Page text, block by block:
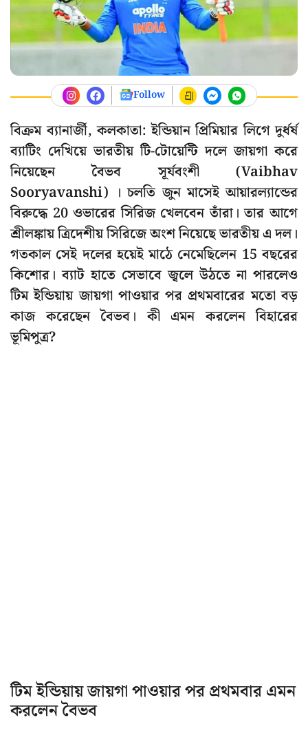
Follow
বিক্রম ব্যানার্জী, কলকাতা: ইন্ডিয়ান প্রিমিয়ার লিগে দুর্ধর্ষ
ব্যাটিং দেখিয়ে ভারতীয় টি-টোয়েন্টি দলে জায়গা করে
নিয়েছেন বৈভব সূর্যবংশী (Vaibhav
Sooryavanshi) । চলতি জুন মাসেই আয়ারল্যান্ডের
বিরুদ্ধে 20 ওভারের সিরিজ খেলবেন তাঁরা। তার আগে
শ্রীলঙ্কায় ত্রিদেশীয় সিরিজে অংশ নিয়েছে ভারতীয় এ দল।
গতকাল সেই দলের হয়েই মাঠে নেমেছিলেন 15 বছরের
কিশোর। ব্যাট হাতে সেভাবে জ্বলে উঠতে না পারলেও
টিম ইন্ডিয়ায় জায়গা পাওয়ার পর প্রথমবারের মতো বড়
কাজ করেছেন বৈভব। কী এমন করলেন বিহারের
ভূমিপুত্র?
টিম ইন্ডিয়ায় জায়গা পাওয়ার পর প্রথমবার এমন
করলেন বৈভব